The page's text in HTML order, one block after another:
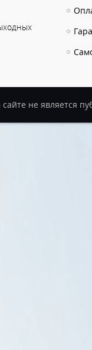
не является